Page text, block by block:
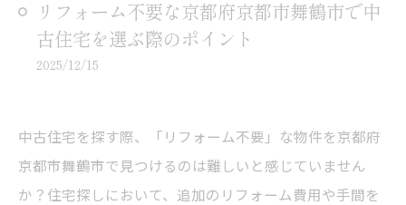
リフォーム不要な京都府京都市舞鶴市で中
古住宅を選ぶ際のポイント
2025/12/15
中古住宅を探す際、「リフォーム不要」な物件を京都府
京都市舞鶴市で見つけるのは難しいと感じていません
か？住宅探しにおいて、追加のリフォーム費用や手間を